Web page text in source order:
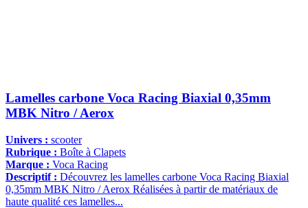
Lamelles carbone Voca Racing Biaxial 0,35mm
MBK Nitro / Aerox
Univers : scooter
Rubrique : Boîte à Clapets
Marque : Voca Racing
Descriptif : Découvrez les lamelles carbone Voca Racing Biaxial
0,35mm MBK Nitro / Aerox Réalisées à partir de matériaux de
haute qualité ces lamelles...